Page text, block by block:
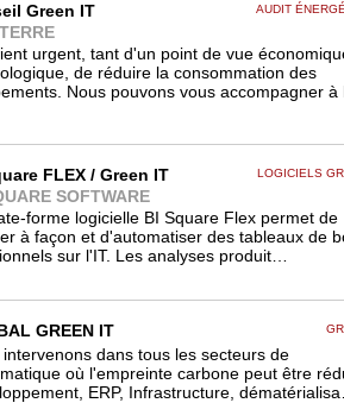
AUDIT
Green IT
urgent, tant d'un point de vue
de réduire la consommation des
Nous pouvons vous accompagner à
LOGICIELS
FLEX / Green IT
SOFTWARE
forme logicielle BI Square Flex permet de
à façon et d'automatiser des tableaux de
sur l'IT. Les analyses produit…
GREEN IT
intervenons dans tous les secteurs de
où l'empreinte carbone peut être
ERP, Infrastructure,